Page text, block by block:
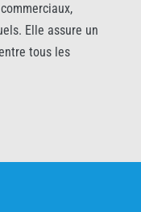
Elle assure un
tous les